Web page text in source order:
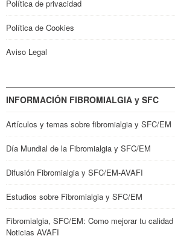
Política de privacidad
Política de Cookies
Aviso Legal
INFORMACIÓN FIBROMIALGIA y SFC
Artículos y temas sobre fibromialgia y SFC/EM
Día Mundial de la Fibromialgia y SFC/EM
Difusión Fibromialgia y SFC/EM-AVAFI
Estudios sobre Fibromialgia y SFC/EM
Fibromialgia, SFC/EM: Como mejorar tu
Noticias AVAFI